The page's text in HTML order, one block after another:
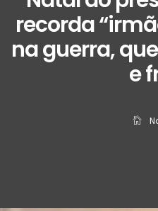
recorda
na guerra,
e